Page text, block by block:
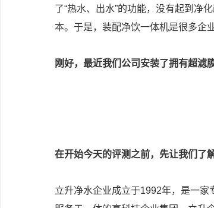
了“热水、出水”的功能，没有起到净
本。于是，装配净饮一体机是很多企
刚好，最近我们公司安装了拥有超滤
在开始今天的评测之前，先让我们了
立升净水企业成立于1992年，是一